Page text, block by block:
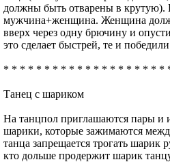
должны быть отварены в
мужчина+женщина. Женщина
вверх через одну брючину и
это сделает быстрей, те и
* * * * * * * * * * * * * * * * * * * *
Танец с шариком
На танцпол приглашаются пары и
шарики, которые зажимаются
танца запрещается трогать шарик
кто дольше продержит шарик